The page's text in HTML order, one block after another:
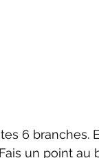
6 branches.
un point au